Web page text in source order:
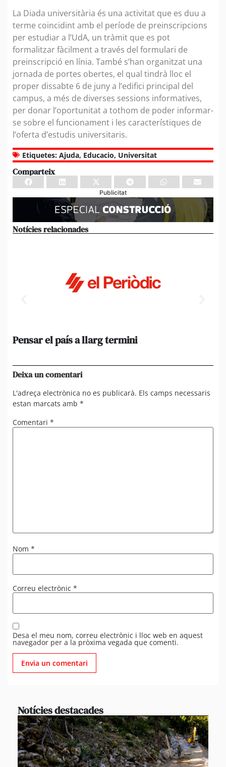
La Diada universitària és una activitat que es duu a
terme coincidint amb el període de preinscripcions
per estudiar a l’UdA, un tràmit que es pot
formalitzar fàcilment a través del formulari de
preinscripció en línia. També s’han organitzat una
jornada de portes obertes, el qual tindrà lloc el
proper dissabte 6 de juny a l’edifici principal del
campus, a més de diverses sessions informatives,
per donar l’oportunitat a tothom de poder informar-
se sobre el funcionament i les característiques de
l’oferta d’estudis universitaris.
Etiquetes: Ajuda, Educacio, Universitat
Comparteix
Publicitat
Notícies relacionades
Pensar el país a llarg termini
Deixa un comentari
L'adreça electrònica no es publicarà. Els camps necessaris
estan marcats amb *
Comentari *
Nom *
Correu electrònic *
Desa el meu nom, correu electrònic i lloc web en aquest
navegador per a la pròxima vegada que comenti.
Notícies destacades